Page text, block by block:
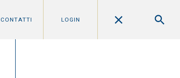
CONTATTI LOGIN